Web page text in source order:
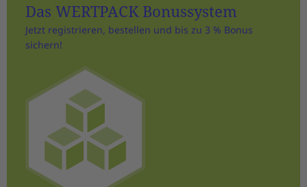
Das WERTPACK Bonussystem
Jetzt registrieren, bestellen und bis zu 3 % Bonus
sichern!